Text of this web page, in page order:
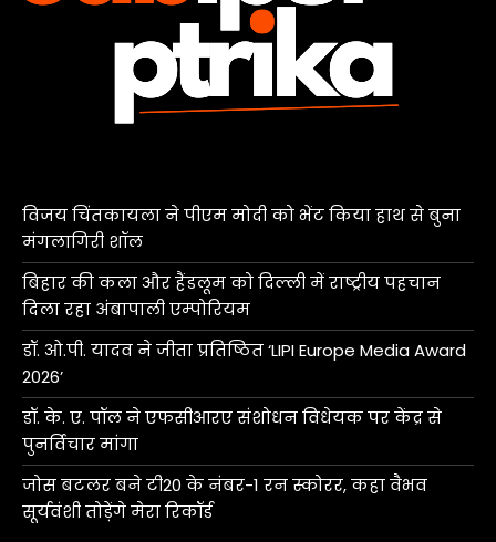
विजय चिंतकायला ने पीएम मोदी को भेंट किया हाथ से बुना
मंगलागिरी शॉल
बिहार की कला और हैंडलूम को दिल्ली में राष्ट्रीय पहचान
दिला रहा अंबापाली एम्पोरियम
डॉ. ओ.पी. यादव ने जीता प्रतिष्ठित ‘LIPI Europe Media Award
2026’
डॉ. के. ए. पॉल ने एफसीआरए संशोधन विधेयक पर केंद्र से
पुनर्विचार मांगा
जोस बटलर बने टी20 के नंबर-1 रन स्कोरर, कहा वैभव
सूर्यवंशी तोड़ेंगे मेरा रिकॉर्ड